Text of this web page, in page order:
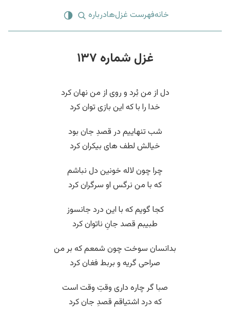
خانهفهرست غزل‌هادرباره
غزل شماره ۱۳۷
دل از من بُرد و روی از من نهان کرد
خدا را با که این بازی توان کرد
شب تنهاییم در قصدِ جان بود
خیالش لطف های بیکران کرد
چرا چون لاله خونین دل نباشم
که با من نرگس او سرگران کرد
کجا گویم که با این درد جانسوز
طبیبم قصد جانِ ناتوان کرد
بدانسان سوخت چون شمعم که بر من
صراحی گریه و بربط فغان کرد
صبا گر چاره داری وقتِ وقت است
که درد اشتیاقم قصدِ جان کرد